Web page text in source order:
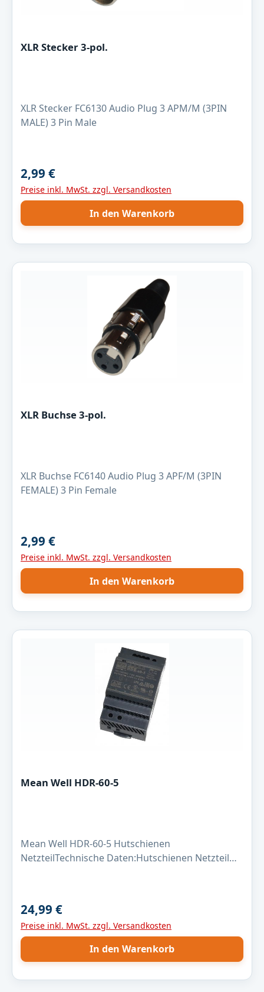
XLR Stecker 3-pol.
XLR Stecker FC6130 Audio Plug 3 APM/M (3PIN
MALE) 3 Pin Male
Regulärer Preis:
2,99 €
Preise inkl. MwSt. zzgl. Versandkosten
In den Warenkorb
XLR Buchse 3-pol.
XLR Buchse FC6140 Audio Plug 3 APF/M (3PIN
FEMALE) 3 Pin Female
Regulärer Preis:
2,99 €
Preise inkl. MwSt. zzgl. Versandkosten
In den Warenkorb
Mean Well HDR-60-5
Mean Well HDR-60-5 Hutschienen
NetzteilTechnische Daten:Hutschienen Netzteil
(5...5,5VDC)Ausgangsstrom:
6,5AEingangsspannung: 85...264VAC
Wirkungsgrad: 85%
Regulärer Preis:
24,99 €
Preise inkl. MwSt. zzgl. Versandkosten
In den Warenkorb